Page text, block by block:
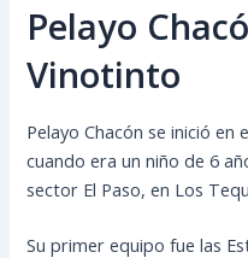
Pelayo
Vinotinto
Pelayo Chacón se inició
cuando era un niño de 6
sector El Paso, en Los
Su primer equipo fue las